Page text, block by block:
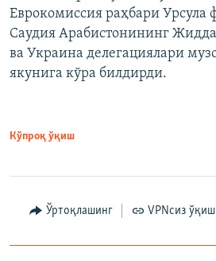
Еврокомиссия раҳбари Урсула
Саудия Арабистонининг
ва Украина делегациялари
якунига кўра билдирди.
Кўпроқ ўқиш
Ўртоқлашинг VPNсиз ўқиш